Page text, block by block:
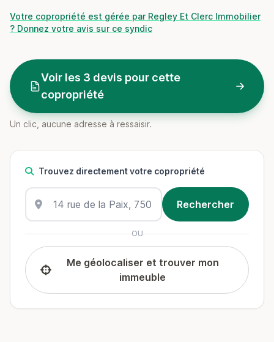
Votre copropriété est gérée par Regley Et Clerc Immobilier
? Donnez votre avis sur ce syndic
Voir les 3 devis pour cette
copropriété
Un clic, aucune adresse à ressaisir.
Trouvez directement votre copropriété
OU
Me géolocaliser et trouver mon
immeuble